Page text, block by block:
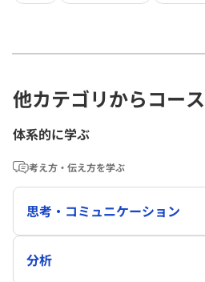
他カテゴリからコー
体系的に学ぶ
考え方・伝え方を学ぶ
思考・コミュニケーション
分析